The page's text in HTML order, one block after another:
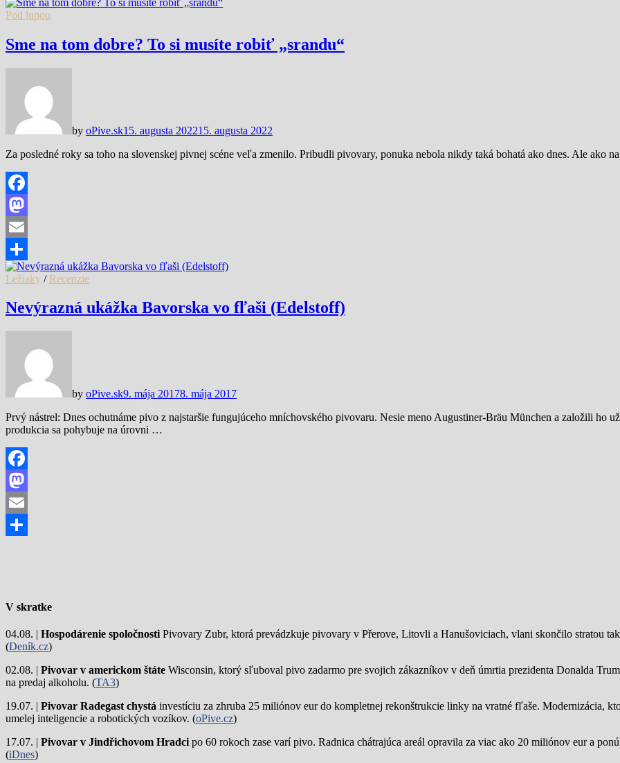
Share
Pod lupou
Sme na tom dobre? To si musíte robiť „srandu“
by oPive.sk15. augusta 202215. augusta 2022
Za posledné roky sa toho na slovenskej pivnej scéne veľa zmenilo. Pribudli pivovary, ponuka nebola nikdy taká bohatá ako dnes. Ale ako
Facebook
Mastodon
Email
Share
Ležiaky / Recenzie
Nevýrazná ukážka Bavorska vo fľaši (Edelstoff)
by oPive.sk9. mája 20178. mája 2017
Prvý nástrel: Dnes ochutnáme pivo z najstaršie fungujúceho mníchovského pivovaru. Nesie meno Augustiner-Bräu München a založili ho
produkcia sa pohybuje na úrovni …
Facebook
Mastodon
Email
V skratke
04.08. | Hospodárenie spoločnosti Pivovary Zubr, ktorá prevádzkuje pivovary v Přerove, Litovli a Hanušoviciach, vlani skončilo stratou
(Deník.cz)
02.08. | Pivovar v americkom štáte Wisconsin, ktorý sľuboval pivo zadarmo pre svojich zákazníkov v deň úmrtia prezidenta Donalda
na predaj alkoholu. (TA3)
19.07. | Pivovar Radegast chystá investíciu za zhruba 25 miliónov eur do kompletnej rekonštrukcie linky na vratné fľaše. Modernizácia,
umelej inteligencie a robotických vozíkov. (oPive.cz)
17.07. | Pivovar v Jindřichovom Hradci po 60 rokoch zase varí pivo. Radnica chátrajúca areál opravila za viac ako 20 miliónov eur a
(iDnes)